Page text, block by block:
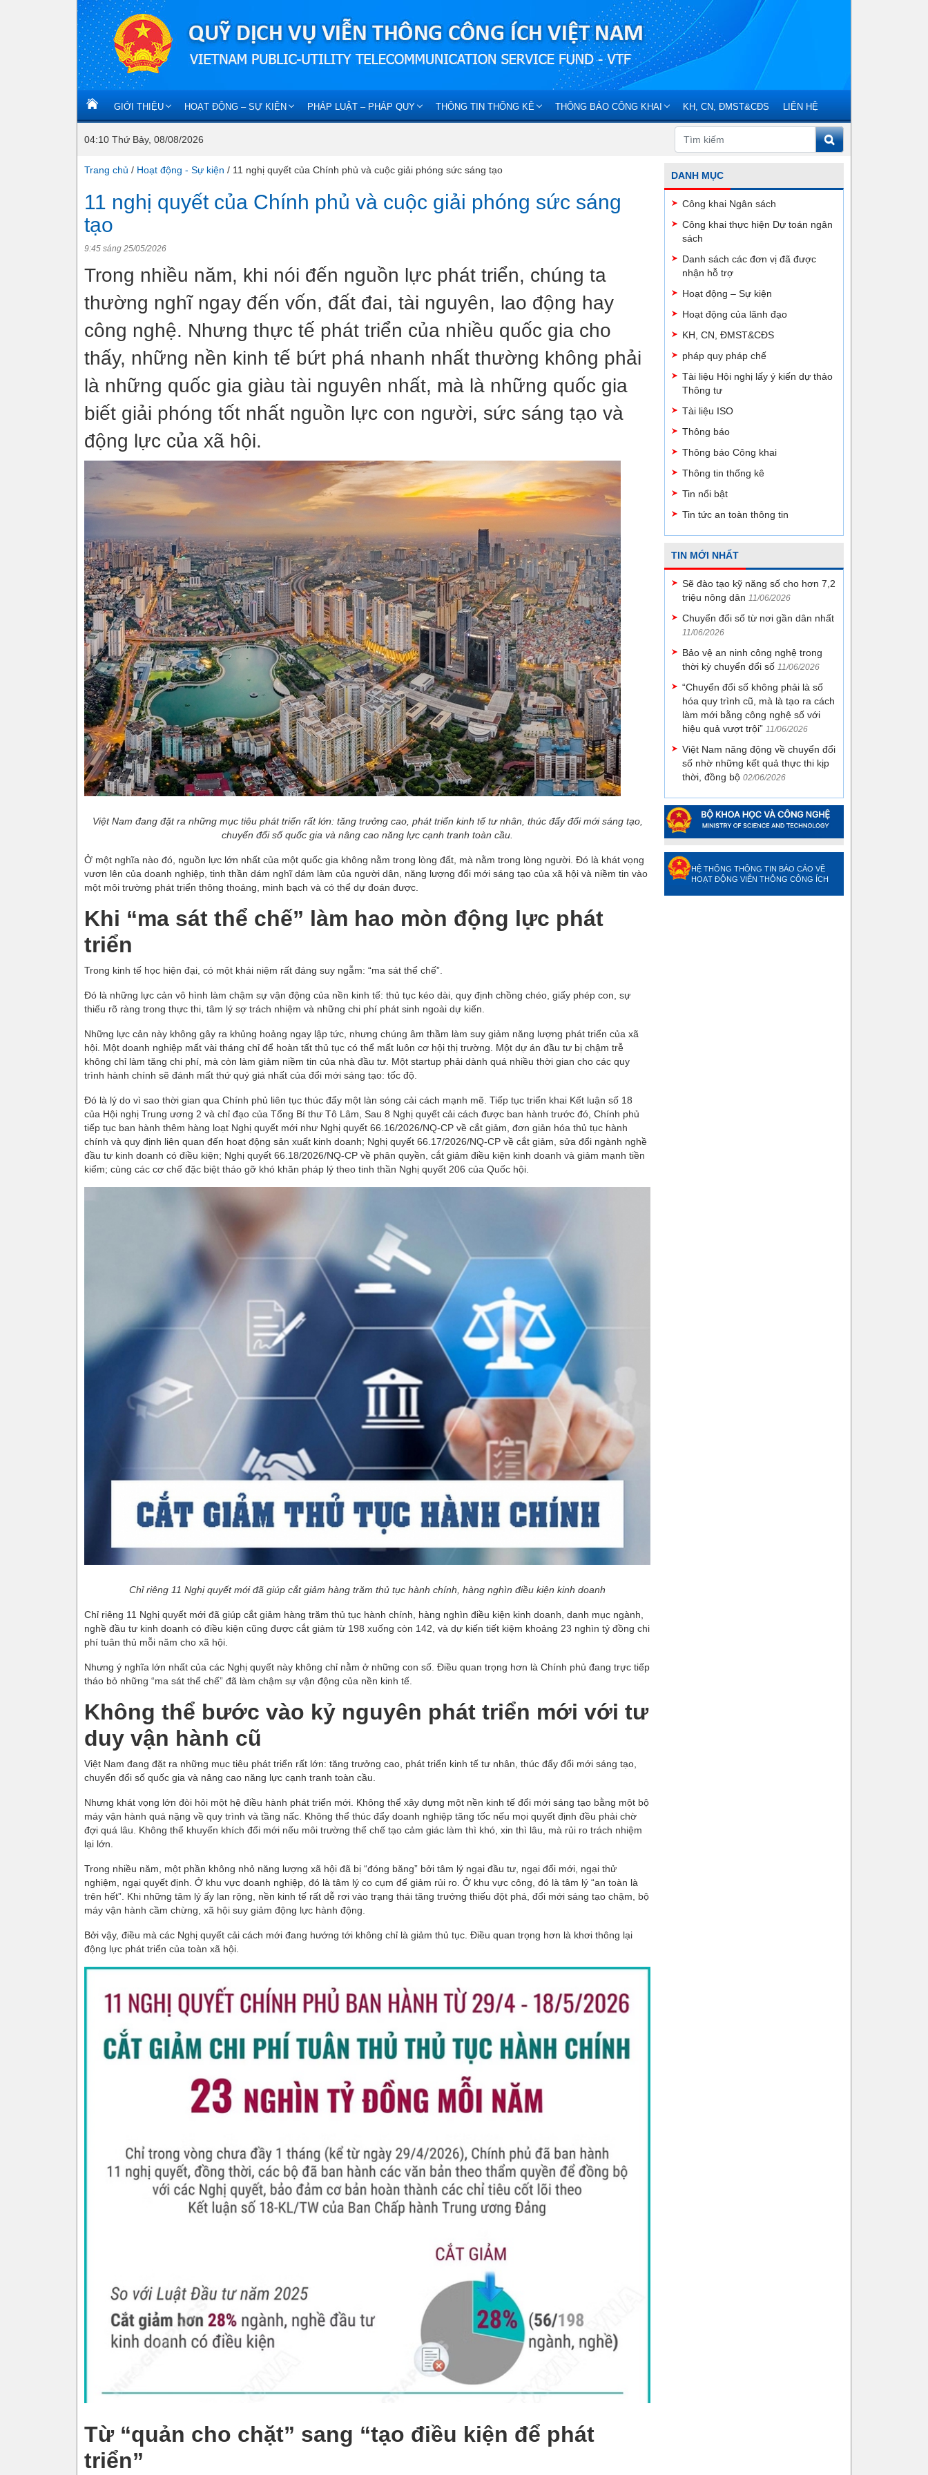
GIỚI THIỆU HOẠT ĐỘNG – SỰ KIỆN PHÁP LUẬT – PHÁP QUY THÔNG TIN THỐNG KÊ THÔNG BÁO CÔNG KHAI KH, CN, ĐMST&CĐS LIÊN HỆ
04:10 Thứ Bảy, 08/08/2026
Trang chủ / Hoạt động - Sự kiện / 11 nghị quyết của Chính phủ và cuộc giải phóng sức sáng tạo
11 nghị quyết của Chính phủ và cuộc giải phóng sức sáng
tạo
9:45 sáng 25/05/2026
Trong nhiều năm, khi nói đến nguồn lực phát triển, chúng ta
thường nghĩ ngay đến vốn, đất đai, tài nguyên, lao động hay
công nghệ. Nhưng thực tế phát triển của nhiều quốc gia cho
thấy, những nền kinh tế bứt phá nhanh nhất thường không phải
là những quốc gia giàu tài nguyên nhất, mà là những quốc gia
biết giải phóng tốt nhất nguồn lực con người, sức sáng tạo và
động lực của xã hội.
Việt Nam đang đặt ra những mục tiêu phát triển rất lớn: tăng trưởng cao, phát triển kinh tế tư nhân, thúc đẩy đổi mới sáng tạo,
chuyển đổi số quốc gia và nâng cao năng lực cạnh tranh toàn cầu.
Ở một nghĩa nào đó, nguồn lực lớn nhất của một quốc gia không nằm trong lòng đất, mà nằm trong lòng người. Đó là khát vọng
vươn lên của doanh nghiệp, tinh thần dám nghĩ dám làm của người dân, năng lượng đổi mới sáng tạo của xã hội và niềm tin vào
một môi trường phát triển thông thoáng, minh bạch và có thể dự đoán được.
Khi “ma sát thể chế” làm hao mòn động lực phát
triển
Trong kinh tế học hiện đại, có một khái niệm rất đáng suy ngẫm: “ma sát thể chế”.
Đó là những lực cản vô hình làm chậm sự vận động của nền kinh tế: thủ tục kéo dài, quy định chồng chéo, giấy phép con, sự
thiếu rõ ràng trong thực thi, tâm lý sợ trách nhiệm và những chi phí phát sinh ngoài dự kiến.
Những lực cản này không gây ra khủng hoảng ngay lập tức, nhưng chúng âm thầm làm suy giảm năng lượng phát triển của xã
hội. Một doanh nghiệp mất vài tháng chỉ để hoàn tất thủ tục có thể mất luôn cơ hội thị trường. Một dự án đầu tư bị chậm trễ
không chỉ làm tăng chi phí, mà còn làm giảm niềm tin của nhà đầu tư. Một startup phải dành quá nhiều thời gian cho các quy
trình hành chính sẽ đánh mất thứ quý giá nhất của đổi mới sáng tạo: tốc độ.
Đó là lý do vì sao thời gian qua Chính phủ liên tục thúc đẩy một làn sóng cải cách mạnh mẽ. Tiếp tục triển khai Kết luận số 18
của Hội nghị Trung ương 2 và chỉ đạo của Tổng Bí thư Tô Lâm, Sau 8 Nghị quyết cải cách được ban hành trước đó, Chính phủ
tiếp tục ban hành thêm hàng loạt Nghị quyết mới như Nghị quyết 66.16/2026/NQ-CP về cắt giảm, đơn giản hóa thủ tục hành
chính và quy định liên quan đến hoạt động sản xuất kinh doanh; Nghị quyết 66.17/2026/NQ-CP về cắt giảm, sửa đổi ngành nghề
đầu tư kinh doanh có điều kiện; Nghị quyết 66.18/2026/NQ-CP về phân quyền, cắt giảm điều kiện kinh doanh và giảm mạnh tiền
kiểm; cùng các cơ chế đặc biệt tháo gỡ khó khăn pháp lý theo tinh thần Nghị quyết 206 của Quốc hội.
Chỉ riêng 11 Nghị quyết mới đã giúp cắt giảm hàng trăm thủ tục hành chính, hàng nghìn điều kiện kinh doanh
Chỉ riêng 11 Nghị quyết mới đã giúp cắt giảm hàng trăm thủ tục hành chính, hàng nghìn điều kiện kinh doanh, danh mục ngành,
nghề đầu tư kinh doanh có điều kiện cũng được cắt giảm từ 198 xuống còn 142, và dự kiến tiết kiệm khoảng 23 nghìn tỷ đồng chi
phí tuân thủ mỗi năm cho xã hội.
Nhưng ý nghĩa lớn nhất của các Nghị quyết này không chỉ nằm ở những con số. Điều quan trọng hơn là Chính phủ đang trực tiếp
tháo bỏ những “ma sát thể chế” đã làm chậm sự vận động của nền kinh tế.
Không thể bước vào kỷ nguyên phát triển mới với tư
duy vận hành cũ
Việt Nam đang đặt ra những mục tiêu phát triển rất lớn: tăng trưởng cao, phát triển kinh tế tư nhân, thúc đẩy đổi mới sáng tạo,
chuyển đổi số quốc gia và nâng cao năng lực cạnh tranh toàn cầu.
Nhưng khát vọng lớn đòi hỏi một hệ điều hành phát triển mới. Không thể xây dựng một nền kinh tế đổi mới sáng tạo bằng một bộ
máy vận hành quá nặng về quy trình và tầng nấc. Không thể thúc đẩy doanh nghiệp tăng tốc nếu mọi quyết định đều phải chờ
đợi quá lâu. Không thể khuyến khích đổi mới nếu môi trường thể chế tạo cảm giác làm thì khó, xin thì lâu, mà rủi ro trách nhiệm
lại lớn.
Trong nhiều năm, một phần không nhỏ năng lượng xã hội đã bị “đóng băng” bởi tâm lý ngại đầu tư, ngại đổi mới, ngại thử
nghiệm, ngại quyết định. Ở khu vực doanh nghiệp, đó là tâm lý co cụm để giảm rủi ro. Ở khu vực công, đó là tâm lý “an toàn là
trên hết”. Khi những tâm lý ấy lan rộng, nền kinh tế rất dễ rơi vào trạng thái tăng trưởng thiếu đột phá, đổi mới sáng tạo chậm, bộ
máy vận hành cầm chừng, xã hội suy giảm động lực hành động.
Bởi vậy, điều mà các Nghị quyết cải cách mới đang hướng tới không chỉ là giảm thủ tục. Điều quan trọng hơn là khơi thông lại
động lực phát triển của toàn xã hội.
Từ “quản cho chặt” sang “tạo điều kiện để phát
triển”
DANH MỤC
Công khai Ngân sách
Công khai thực hiện Dự toán ngân
sách
Danh sách các đơn vị đã được
nhận hỗ trợ
Hoạt động – Sự kiện
Hoạt động của lãnh đạo
KH, CN, ĐMST&CĐS
pháp quy pháp chế
Tài liệu Hội nghị lấy ý kiến dự thảo
Thông tư
Tài liệu ISO
Thông báo
Thông báo Công khai
Thông tin thống kê
Tin nổi bật
Tin tức an toàn thông tin
TIN MỚI NHẤT
Sẽ đào tạo kỹ năng số cho hơn 7,2
triệu nông dân 11/06/2026
Chuyển đổi số từ nơi gần dân nhất
11/06/2026
Bảo vệ an ninh công nghệ trong
thời kỳ chuyển đổi số 11/06/2026
“Chuyển đổi số không phải là số
hóa quy trình cũ, mà là tạo ra cách
làm mới bằng công nghệ số với
hiệu quả vượt trội” 11/06/2026
Việt Nam năng động về chuyển đổi
số nhờ những kết quả thực thi kịp
thời, đồng bộ 02/06/2026
HỆ THỐNG THÔNG TIN BÁO CÁO VỀ
HOẠT ĐỘNG VIỄN THÔNG CÔNG ÍCH